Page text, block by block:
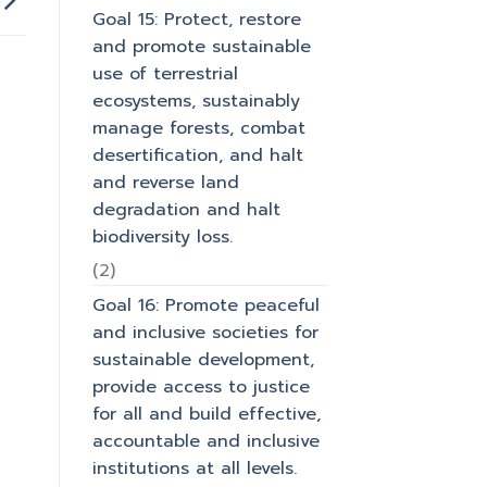
Goal 15: Protect, restore
and promote sustainable
use of terrestrial
ecosystems, sustainably
manage forests, combat
desertification, and halt
and reverse land
degradation and halt
biodiversity loss.
(2)
Goal 16: Promote peaceful
and inclusive societies for
sustainable development,
provide access to justice
for all and build effective,
accountable and inclusive
institutions at all levels.